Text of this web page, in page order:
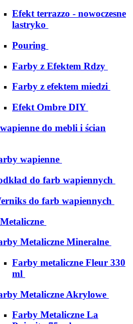
Efekt terrazzo - nowoczesne
lastryko
Pouring
Farby z Efektem Rdzy
Farby z efektem miedzi
Efekt Ombre DIY
do mebli i ścian
wapienne
do farb wapiennych
do farb wapiennych
Metaliczne Mineralne
Farby metaliczne Fleur 330
ml
Metaliczne Akrylowe
Farby Metaliczne La